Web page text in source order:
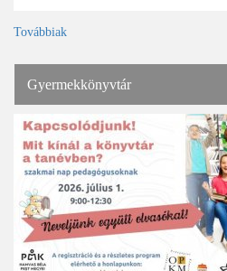
Továbbiak
Gyermekkönyvtár